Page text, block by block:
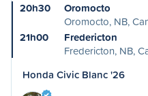
20h30
Oromocto
Oromocto, NB,
21h00
Fredericton
Fredericton, NB,
Honda Civic Blanc '26